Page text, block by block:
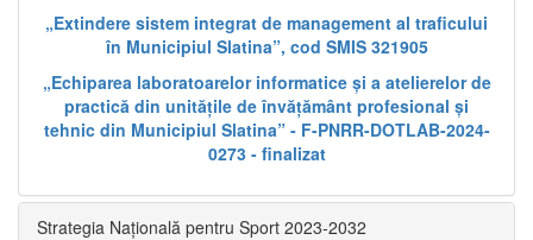
„Extindere sistem integrat de management al traficului
în Municipiul Slatina”, cod SMIS 321905
„Echiparea laboratoarelor informatice și a atelierelor de
practică din unitățile de învățământ profesional și
tehnic din Municipiul Slatina” - F-PNRR-DOTLAB-2024-
0273 - finalizat
Strategia Națională pentru Sport 2023-2032